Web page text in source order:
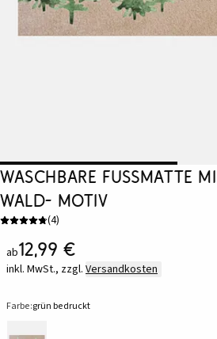
Waschbare Fußmatte
Wald- Motiv
(4)
ab12,99 €
inkl. MwSt., zzgl. Versandkosten
Farbe:grün bedruckt